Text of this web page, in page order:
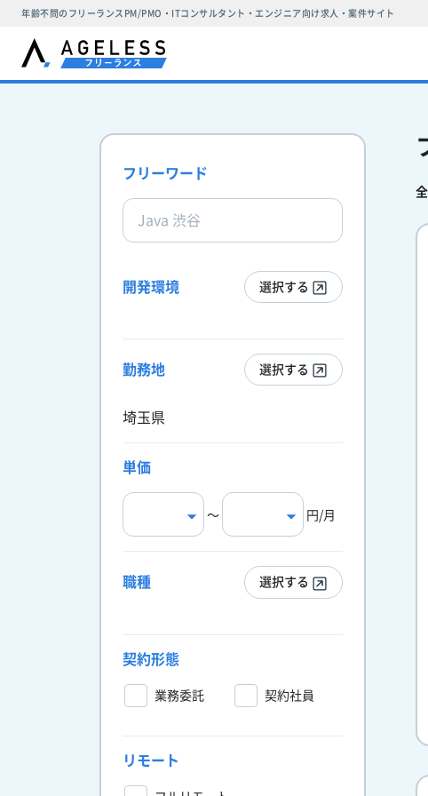
年齢不問のフリーランスPM/PMO・ITコンサルタント・エンジニア向け求人・案件サイト
フリーワード
開発環境 選択する
勤務地 選択する
埼玉県
単価
〜 円/月
職種 選択する
契約形態
業務委託 契約社員
リモート
全